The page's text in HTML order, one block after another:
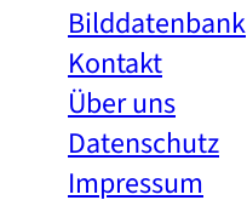
Bilddatenbank
Kontakt
Über uns
Datenschutz
Impressum